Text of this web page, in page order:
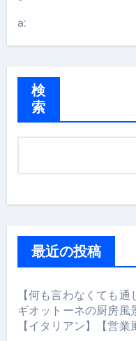
a:
検
索
最近の投稿
【何も言わなくても
ギオットーネの厨房風
【イタリアン】【営業